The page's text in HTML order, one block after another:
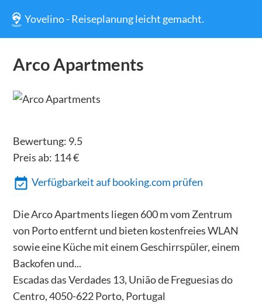
Yovelino - Reiseplanung leicht gemacht.
Arco Apartments
Bewertung: 9.5
Preis ab: 114€
Verfügbarkeit auf booking.com prüfen
Die Arco Apartments liegen 600 m vom Zentrum
von Porto entfernt und bieten kostenfreies WLAN
sowie eine Küche mit einem Geschirrspüler, einem
Backofen und...
Escadas das Verdades 13, União de Freguesias do
Centro, 4050-622 Porto, Portugal